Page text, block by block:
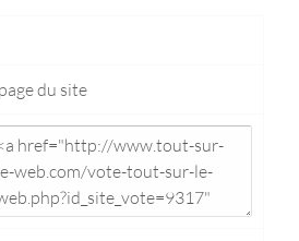
du site